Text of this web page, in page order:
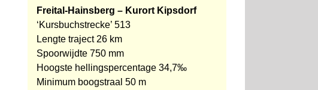
Freital-Hainsberg – Kurort Kipsdorf
‘Kursbuchstrecke’ 513
Lengte traject 26 km
Spoorwijdte 750 mm
Hoogste hellingspercentage 34,7‰
Minimum boogstraal 50 m